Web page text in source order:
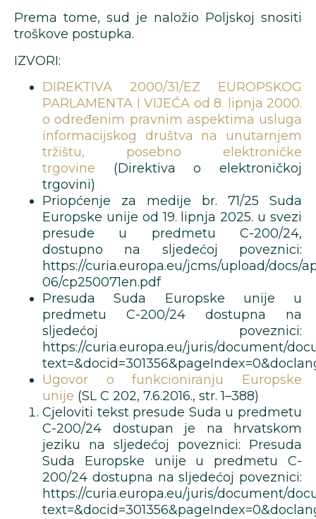
Prema tome, sud je naložio Poljskoj snositi
troškove postupka.
IZVORI:
DIREKTIVA 2000/31/EZ EUROPSKOG
PARLAMENTA I VIJEĆA od 8. lipnja 2000.
o određenim pravnim aspektima usluga
informacijskog društva na unutarnjem
tržištu, posebno elektroničke
trgovine (Direktiva o elektroničkoj
trgovini)
Priopćenje za medije br. 71/25 Suda
Europske unije od 19. lipnja 2025. u svezi
presude u predmetu C-200/24,
dostupno na sljedećoj poveznici:
https://curia.europa.eu/jcms/upload/docs/
06/cp250071en.pdf
Presuda Suda Europske unije u
predmetu C-200/24 dostupna na
sljedećoj poveznici:
https://curia.europa.eu/juris/document/
Ugovor o funkcioniranju Europske
unije (SL C 202, 7.6.2016., str. 1–388)
Cjeloviti tekst presude Suda u predmetu
C-200/24 dostupan je na hrvatskom
jeziku na sljedećoj poveznici: Presuda
Suda Europske unije u predmetu C-
200/24 dostupna na sljedećoj poveznici:
https://curia.europa.eu/juris/document/